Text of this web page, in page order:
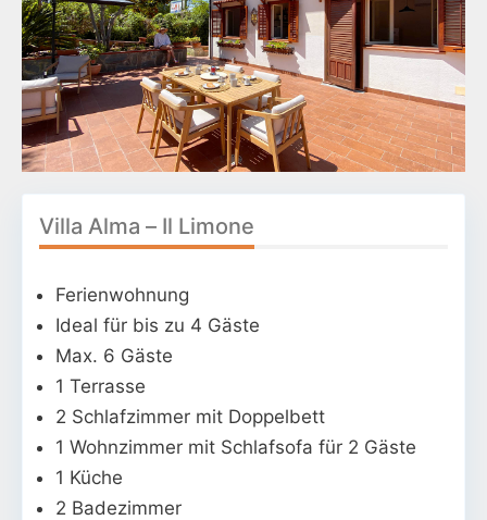
Villa Alma – Il Limone
Ferienwohnung
Ideal für bis zu 4 Gäste
Max. 6 Gäste
1 Terrasse
2 Schlafzimmer mit Doppelbett
1 Wohnzimmer mit Schlafsofa für 2 Gäste
1 Küche
2 Badezimmer